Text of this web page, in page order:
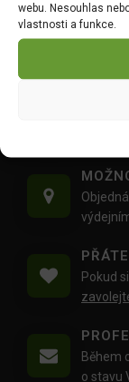
webu. Nesouhlas
vlastnosti a funkce.
Pokud
Během
o stavu